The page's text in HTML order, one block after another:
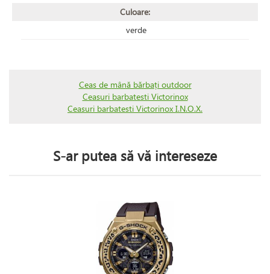
Culoare:
verde
Ceas de mână bărbați outdoor
Ceasuri barbatesti Victorinox
Ceasuri barbatesti Victorinox I.N.O.X.
S-ar putea să vă intereseze